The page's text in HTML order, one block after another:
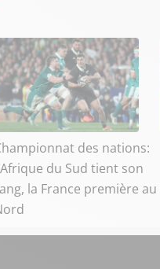
des nations:
du Sud tient son
la France première au